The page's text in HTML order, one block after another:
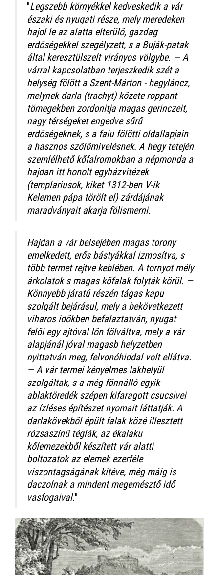
"Legszebb környékkel kedveskedik a vár
északi és nyugati része, mely meredeken
hajol le az alatta elterülő, gazdag
erdőségekkel szegélyzett, s a Buják-patak
által keresztülszelt virányos völgybe. — A
várral kapcsolatban terjeszkedik szét a
helység fölött a Szent-Márton - hegyláncz,
melynek darla (trachyt) kőzete roppant
tömegekben zordonitja magas gerinczeit,
nagy térségeket engedve sűrű
erdőségeknek, s a falu fölötti oldallapjain
a hasznos szőlőmivelésnek. A hegy tetején
szemlélhető kőfalromokban a népmonda a
hajdan itt honolt egyházvitézek
(templariusok, kiket 1312-ben V-ik
Kelemen pápa törölt el) zárdájának
maradványait akarja fölismerni.
Hajdan a vár belsejében magas torony
emelkedett, erős bástyákkal izmosítva, s
több termet rejtve keblében. A tornyot mély
árkolatok s magas kőfalak folyták körül. —
Könnyebb járatú részén tágas kapu
szolgált bejárásul, mely a bekövetkezett
viharos időkben befalaztatván, nyugat
felől egy ajtóval lőn fölváltva, mely a vár
alapjánál jóval magasb helyzetben
nyittatván meg, felvonóhiddal volt ellátva.
— A vár termei kényelmes lakhelyül
szolgáltak, s a még fönnálló egyik
ablaktöredék szépen kifaragott csucsivei
az ízléses építészet nyomait láttatják. A
darlakövekből épült falak közé illesztett
rózsaszínű téglák, az ékalaku
kőlemezekből készített vár alatti
boltozatok az elemek ezerféle
viszontagságának kitéve, még máig is
daczolnak a mindent megemésztő idő
vasfogaival."